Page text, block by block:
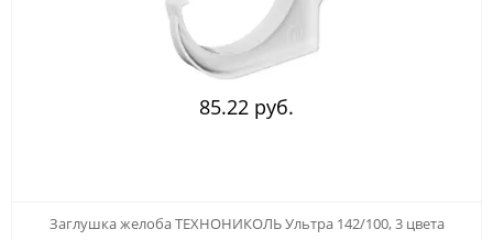
85.22 руб.
Заглушка желоба ТЕХНОНИКОЛЬ Ультра 142/100, 3 цвета